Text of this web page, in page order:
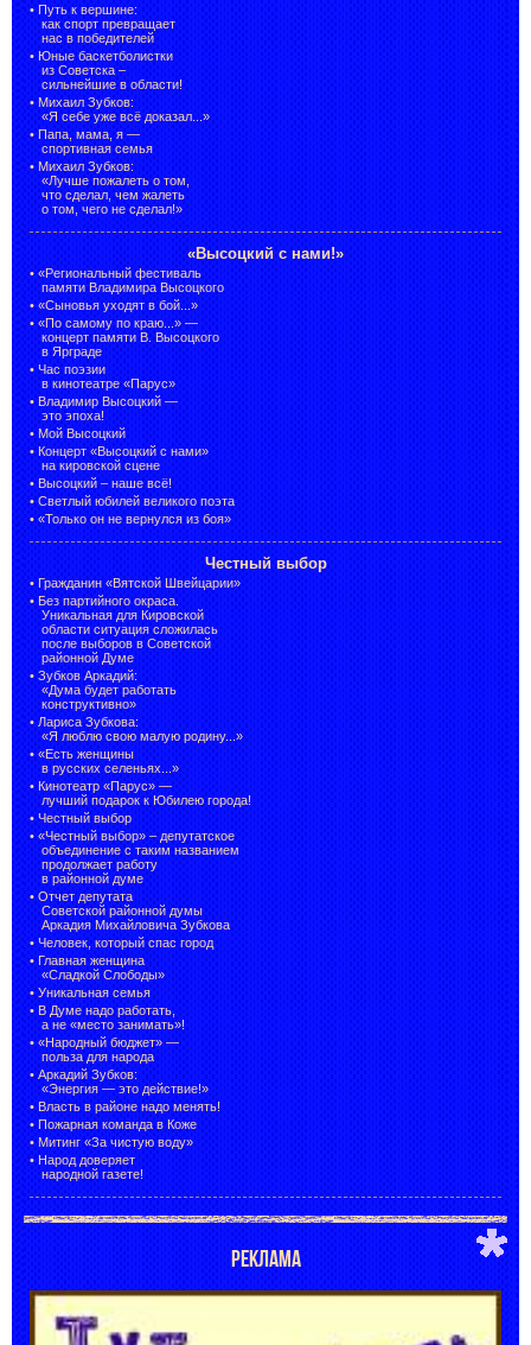
• Путь к вершине:
как спорт превращает
нас в победителей
• Юные баскетболистки
из Советска –
сильнейшие в области!
• Михаил Зубков:
«Я себе уже всё доказал...»
• Папа, мама, я —
спортивная семья
• Михаил Зубков:
«Лучше пожалеть о том,
что сделал, чем жалеть
о том, чего не сделал!»
«Высоцкий с нами!»
• «Региональный фестиваль
памяти Владимира Высоцкого
• «Сыновья уходят в бой...»
• «По самому по краю...» —
концерт памяти В. Высоцкого
в Ярграде
• Час поэзии
в кинотеатре «Парус»
• Владимир Высоцкий —
это эпоха!
• Мой Высоцкий
• Концерт «Высоцкий с нами»
на кировской сцене
• Высоцкий – наше всё!
• Светлый юбилей великого поэта
• «Только он не вернулся из боя»
Честный выбор
• Гражданин «Вятской Швейцарии»
• Без партийного окраса.
Уникальная для Кировской
области ситуация сложилась
после выборов в Советской
районной Думе
• Зубков Аркадий:
«Дума будет работать
конструктивно»
• Лариса Зубкова:
«Я люблю свою малую родину...»
• «Есть женщины
в русских селеньях...»
• Кинотеатр «Парус» —
лучший подарок к Юбилею города!
• Честный выбор
• «Честный выбор» – депутатское
объединение с таким названием
продолжает работу
в районной думе
• Отчет депутата
Советской районной думы
Аркадия Михайловича Зубкова
• Человек, который спас город
• Главная женщина
«Сладкой Слободы»
• Уникальная семья
• В Думе надо работать,
а не «место занимать»!
• «Народный бюджет» —
польза для народа
• Аркадий Зубков:
«Энергия — это действие!»
• Власть в районе надо менять!
• Пожарная команда в Коже
• Митинг «За чистую воду»
• Народ доверяет
народной газете!
РЕКЛАМА